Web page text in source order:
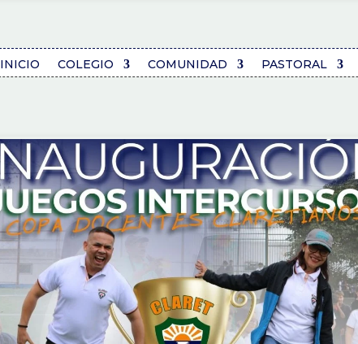
INICIO COLEGIO COMUNIDAD PASTORAL